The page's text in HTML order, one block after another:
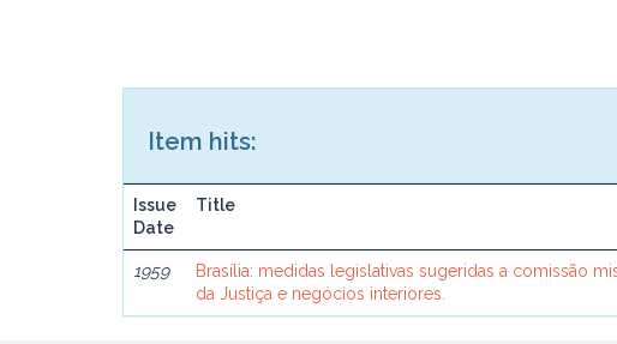
Item hits:
Issue
Date
Title
1959
Brasília: medidas legislativas sugeridas a comissão
da Justiça e negócios interiores.